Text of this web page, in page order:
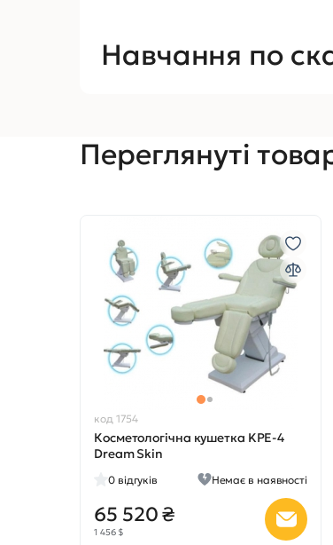
Навчання по
Переглянуті
код 1754
Косметологічна кушетка KPE-4
Dream Skin
0 відгуків Немає в наявності
65 520 ₴
1 456 $